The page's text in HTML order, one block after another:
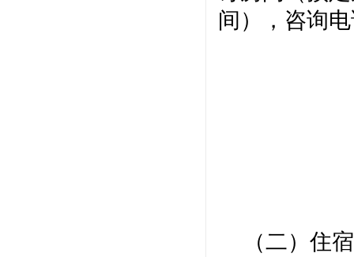
间），咨询电
（二）住